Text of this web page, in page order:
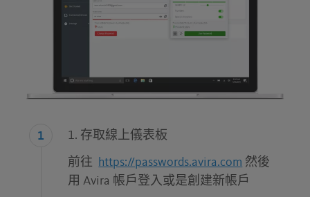
1. 存取線上儀表板
前往 https://passwords.avira.com 然後
用 Avira 帳戶登入或是創建新帳戶